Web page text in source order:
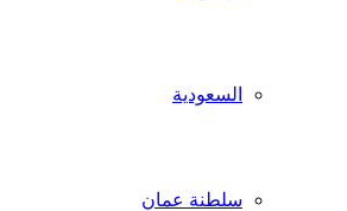
السعودية
سلطنة عمان